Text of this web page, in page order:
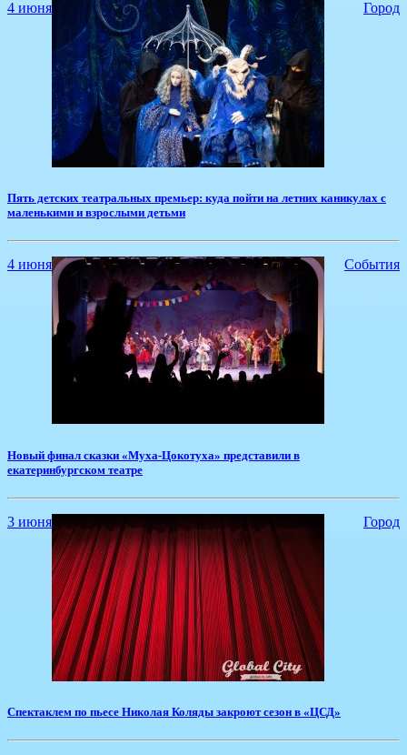
4 июня Город
​Пять детских театральных премьер: куда пойти на летних каникулах с
маленькими и взрослыми детьми
4 июня События
​Новый финал сказки «Муха-Цокотуха» представили в
екатеринбургском театре
3 июня Город
​Спектаклем по пьесе Николая Коляды закроют сезон в «ЦСД»